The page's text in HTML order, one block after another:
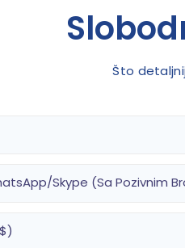
Što
Skype (sa Pozivnim